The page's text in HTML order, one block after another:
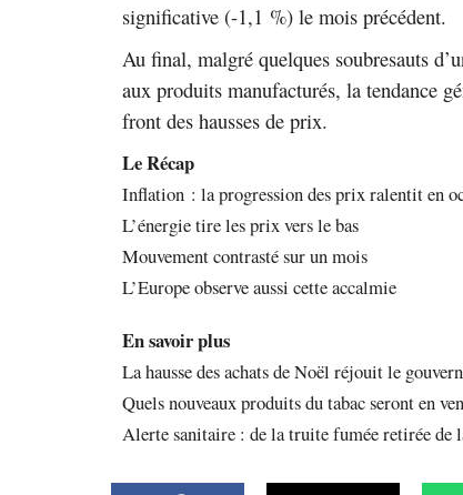
significative (-1,1 %) le mois précédent.
Au final, malgré quelques soubresauts
aux produits manufacturés, la tendance
front des hausses de prix.
Le Récap
Inflation : la progression des prix ralentit en
L’énergie tire les prix vers le bas
Mouvement contrasté sur un mois
L’Europe observe aussi cette accalmie
En savoir plus
La hausse des achats de Noël réjouit le
Quels nouveaux produits du tabac seront en
Alerte sanitaire : de la truite fumée retirée de